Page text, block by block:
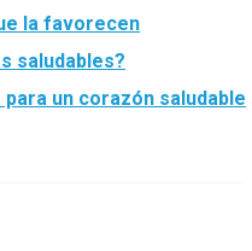
la favorecen
saludables?
un corazón saludable